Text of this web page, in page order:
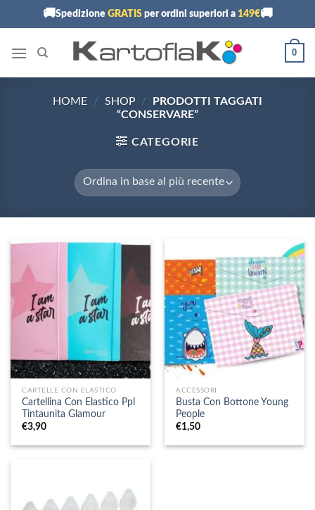
🚚Spedizione GRATISper ordini superiori a 149€🚚
0
HOME / SHOP /
PRODOTTI TAGGATI
“CONSERVARE”
CATEGORIE
CARTELLE CON ELASTICO
Cartellina Con Elastico Ppl
Tintaunita Glamour
€3,90
ACCESSORI
Busta Con Bottone Young
People
€1,50